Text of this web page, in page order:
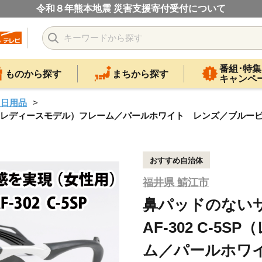
令和８年熊本地震 災害支援寄付受付について
ものから探す まちから探す
番組･特集
キャンペ
用品
ディースモデル）フレーム／パールホワイト レンズ／ブルー
おすすめ自治体
福井県 鯖江市
鼻パッドのない
AF-302 C-5SP
ム／パールホ